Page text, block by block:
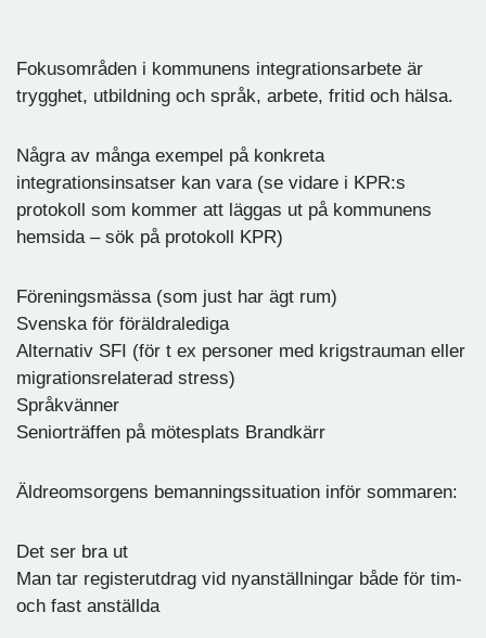
Fokusområden i kommunens integrationsarbete är
trygghet, utbildning och språk, arbete, fritid och hälsa.
Några av många exempel på konkreta
integrationsinsatser kan vara (se vidare i KPR:s
protokoll som kommer att läggas ut på kommunens
hemsida – sök på protokoll KPR)
Föreningsmässa (som just har ägt rum)
Svenska för föräldralediga
Alternativ SFI (för t ex personer med krigstrauman eller
migrationsrelaterad stress)
Språkvänner
Seniorträffen på mötesplats Brandkärr
Äldreomsorgens bemanningssituation inför sommaren:
Det ser bra ut
Man tar registerutdrag vid nyanställningar både för tim-
och fast anställda